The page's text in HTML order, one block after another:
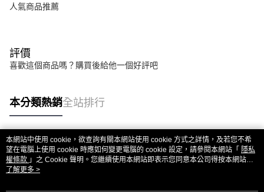
人氣商品推薦
評價
喜歡這個商品嗎？購買後給他一個好評吧
本分類熱銷全站排行
熱門標籤
本網站中使用 cookie，欲查詢有關本網站使用 cookie 方式之詳情，及若您不希
望在電腦上使用 cookie 時應如何變更電腦的 cookie 設定，請參閱本網站「 隱私
權條款 」之 Cookie 聲明。您繼續使用本網站即表示您同意本公司得按本網站使
用條款之 Cookie 聲明使用 cookie。
了解更多 >